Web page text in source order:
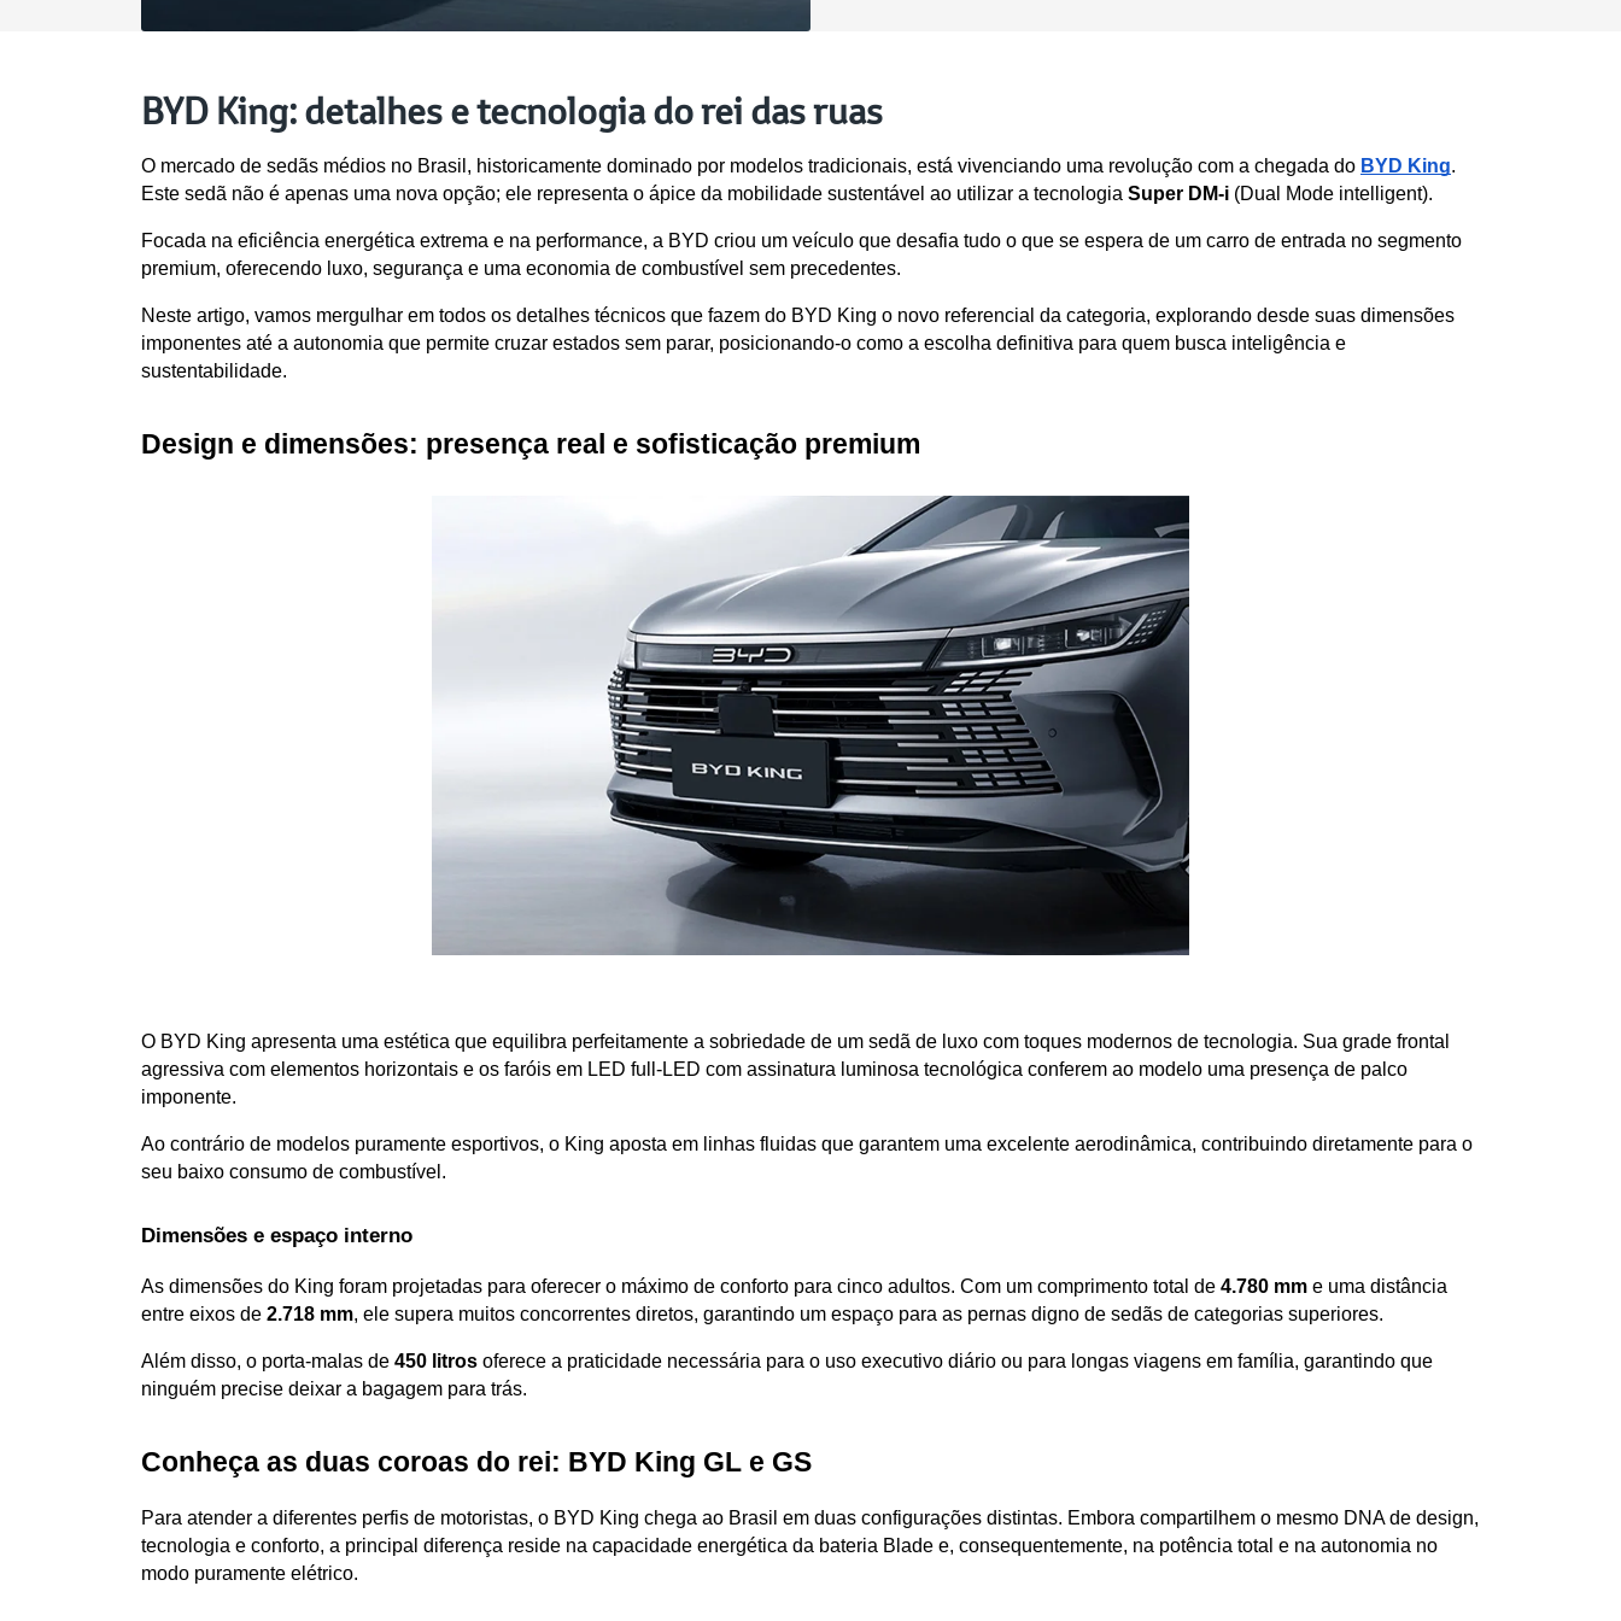
BYD King: detalhes e tecnologia do rei das ruas
O mercado de sedãs médios no Brasil, historicamente dominado por modelos tradicionais, está vivenciando uma revolução com a chegada do BYD King.
Este sedã não é apenas uma nova opção; ele representa o ápice da mobilidade sustentável ao utilizar a tecnologia Super DM-i (Dual Mode intelligent).
Focada na eficiência energética extrema e na performance, a BYD criou um veículo que desafia tudo o que se espera de um carro de entrada no segmento
premium, oferecendo luxo, segurança e uma economia de combustível sem precedentes.
Neste artigo, vamos mergulhar em todos os detalhes técnicos que fazem do BYD King o novo referencial da categoria, explorando desde suas dimensões
imponentes até a autonomia que permite cruzar estados sem parar, posicionando-o como a escolha definitiva para quem busca inteligência e
sustentabilidade.
Design e dimensões: presença real e sofisticação premium
O BYD King apresenta uma estética que equilibra perfeitamente a sobriedade de um sedã de luxo com toques modernos de tecnologia. Sua grade frontal
agressiva com elementos horizontais e os faróis em LED full-LED com assinatura luminosa tecnológica conferem ao modelo uma presença de palco
imponente.
Ao contrário de modelos puramente esportivos, o King aposta em linhas fluidas que garantem uma excelente aerodinâmica, contribuindo diretamente para o
seu baixo consumo de combustível.
Dimensões e espaço interno
As dimensões do King foram projetadas para oferecer o máximo de conforto para cinco adultos. Com um comprimento total de 4.780 mm e uma distância
entre eixos de 2.718 mm, ele supera muitos concorrentes diretos, garantindo um espaço para as pernas digno de sedãs de categorias superiores.
Além disso, o porta-malas de 450 litros oferece a praticidade necessária para o uso executivo diário ou para longas viagens em família, garantindo que
ninguém precise deixar a bagagem para trás.
Conheça as duas coroas do rei: BYD King GL e GS
Para atender a diferentes perfis de motoristas, o BYD King chega ao Brasil em duas configurações distintas. Embora compartilhem o mesmo DNA de design,
tecnologia e conforto, a principal diferença reside na capacidade energética da bateria Blade e, consequentemente, na potência total e na autonomia no
modo puramente elétrico.